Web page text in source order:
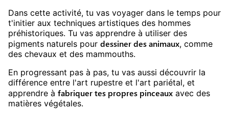
Dans cette activité, tu vas voyager dans le temps pour
t'initier aux techniques artistiques des hommes
préhistoriques. Tu vas apprendre à utiliser des
pigments naturels pour dessiner des animaux, comme
des chevaux et des mammouths.
En progressant pas à pas, tu vas aussi découvrir la
différence entre l'art rupestre et l'art pariétal, et
apprendre à fabriquer tes propres pinceaux avec des
matières végétales.